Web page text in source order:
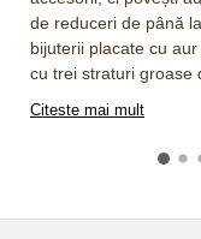
de reduceri de până
bijuterii placate cu
cu trei straturi groase
Citeste mai mult